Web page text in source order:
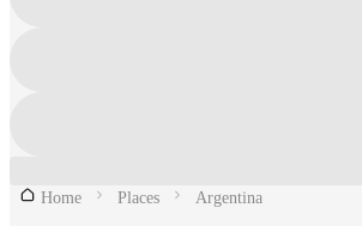
Home Places Argentina